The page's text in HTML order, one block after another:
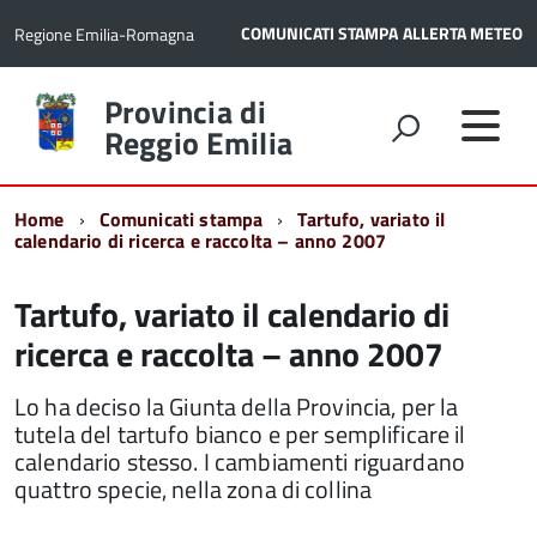
Regione Emilia-Romagna COMUNICATI STAMPAALLERTA METEO
Torna
alla
home
Provincia di
Reggio Emilia
Home Comunicati stampa Tartufo, variato il
calendario di ricerca e raccolta – anno 2007
Tartufo, variato il calendario di
ricerca e raccolta – anno 2007
Lo ha deciso la Giunta della Provincia, per la
tutela del tartufo bianco e per semplificare il
calendario stesso. I cambiamenti riguardano
quattro specie, nella zona di collina